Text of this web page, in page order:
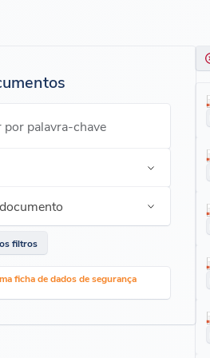
por palavra-chave
filtros
ficha de dados de segurança